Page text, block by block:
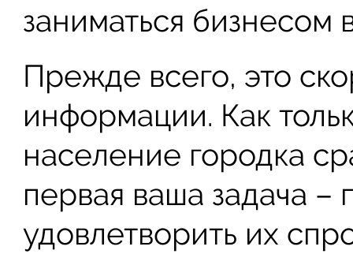
заниматься бизнесом
Прежде всего, это
информации. Как
население городка
первая ваша задача –
удовлетворить их